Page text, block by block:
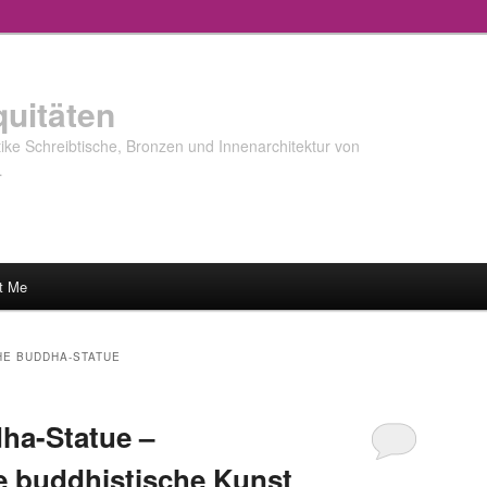
Schreibtische, Bronzen und Innenarchitektur von
Me
BUDDHA-STATUE
Statue –